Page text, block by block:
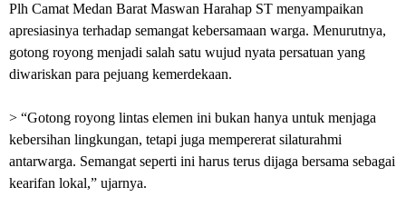
Plh Camat Medan Barat Maswan Harahap ST menyampaikan
apresiasinya terhadap semangat kebersamaan warga. Menurutnya,
gotong royong menjadi salah satu wujud nyata persatuan yang
diwariskan para pejuang kemerdekaan.
> “Gotong royong lintas elemen ini bukan hanya untuk menjaga
kebersihan lingkungan, tetapi juga mempererat silaturahmi
antarwarga. Semangat seperti ini harus terus dijaga bersama sebagai
kearifan lokal,” ujarnya.